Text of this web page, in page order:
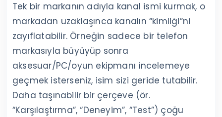
Tek bir markanın adıyla kanal ismi kurmak, o
markadan uzaklaşınca kanalın “kimliği”ni
zayıflatabilir. Örneğin sadece bir telefon
markasıyla büyüyüp sonra
aksesuar/PC/oyun ekipmanı incelemeye
geçmek isterseniz, isim sizi geride tutabilir.
Daha taşınabilir bir çerçeve (ör.
“Karşılaştırma”, “Deneyim”, “Test”) çoğu